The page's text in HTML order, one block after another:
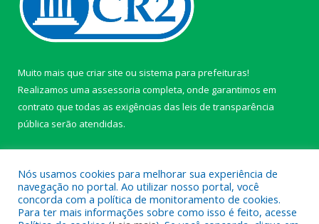
Muito mais que criar site ou sistema para prefeituras!
Realizamos uma assessoria completa, onde garantimos em
contrato que todas as exigências das leis de transparência
pública serão atendidas.
Nós usamos cookies para melhorar sua experiência de
navegação no portal. Ao utilizar nosso portal, você
concorda com a política de monitoramento de cookies.
Para ter mais informações sobre como isso é feito, acesse